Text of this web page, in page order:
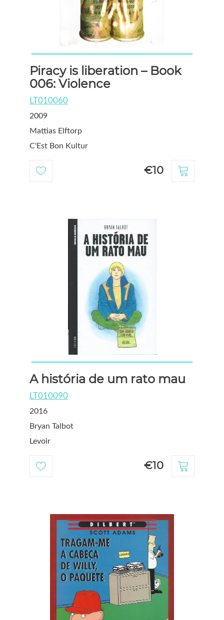
Piracy is liberation – Book
006: Violence
LT010060
2009
Mattias Elftorp
C'Est Bon Kultur
€10
A história de um rato mau
LT010090
2016
Bryan Talbot
Levoir
€10